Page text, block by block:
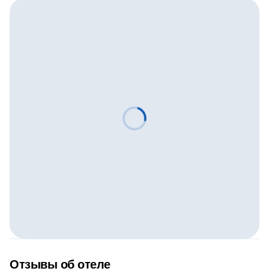
Отзывы об отеле